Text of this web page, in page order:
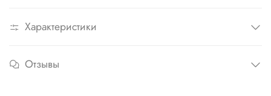
Характеристики
Отзывы